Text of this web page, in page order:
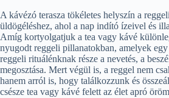
A kávézó terasza tökéletes helyszín a
üldögéléshez, ahol a nap indító ízeivel és
Amíg kortyolgatjuk a tea vagy kávé
nyugodt reggeli pillanatokban, amelyek
reggeli rituálénknak része a nevetés, a
megosztása. Mert végül is, a reggel nem
hanem arról is, hogy találkozzunk és
csésze tea vagy kávé felett az élet apró